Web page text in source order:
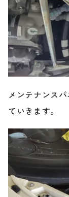
メンテナンス
ていきます。